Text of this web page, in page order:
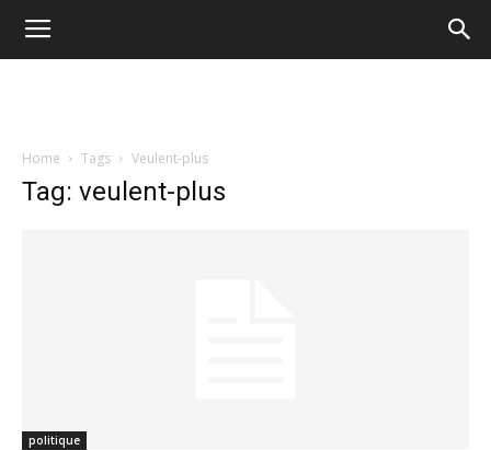
Home Tags Veulent-plus
Tag: veulent-plus
politique